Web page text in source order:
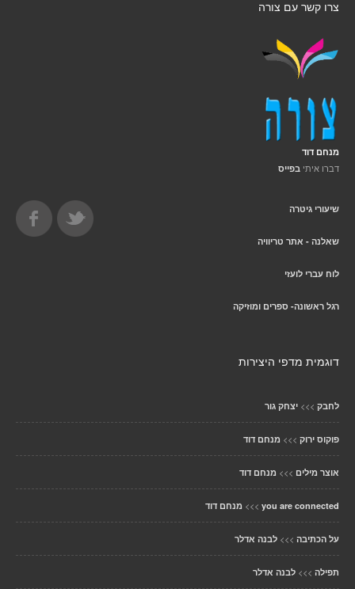
צרו קשר עם צורה
מנחם דוד
דברו איתי בפייס
שיעורי גיטרה
שאלנה - אתר טריוויה
לוח עברי לועזי
רגל ראשונה- ספרים ומוזיקה
דוגמית מדפי היצירות
לחבק >>> יצחק גור
פוקוס ירוק >>> מנחם דוד
אוצר מילים >>> מנחם דוד
you are connected
>>> מנחם דוד
על הכתיבה >>> לבנה אדלר
תפילה >>> לבנה אדלר